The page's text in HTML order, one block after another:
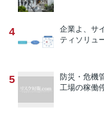
4 企業よ、サ
ティソリュ
5 防災・危機
工場の稼働